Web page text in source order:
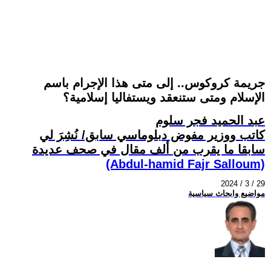
جريمة كروكوس.. إلى متى هذا الإجرام باسم
الإسلام ومتى ستنعقد ويستفاليا إسلامية؟
عبد الحميد فجر سلوم
كاتب ووزير مفوض دبلوماسي سابق/ نُشِرَ لي
سابقا ما يقرب من ألف مقال في صحف عديدة
(Abdul-hamid Fajr Salloum)
2024 / 3 / 29
مواضيع وابحاث سياسية